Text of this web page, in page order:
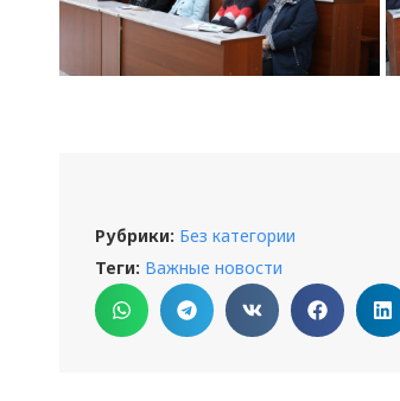
Рубрики: Без категории
Теги: Важные новости